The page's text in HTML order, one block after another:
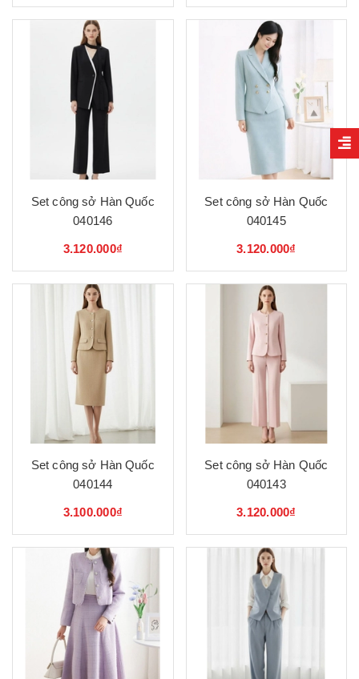
Set công sở Hàn Quốc
040146
3.120.000₫
Set công sở Hàn Quốc
040145
3.120.000₫
Set công sở Hàn Quốc
040144
3.100.000₫
Set công sở Hàn Quốc
040143
3.120.000₫